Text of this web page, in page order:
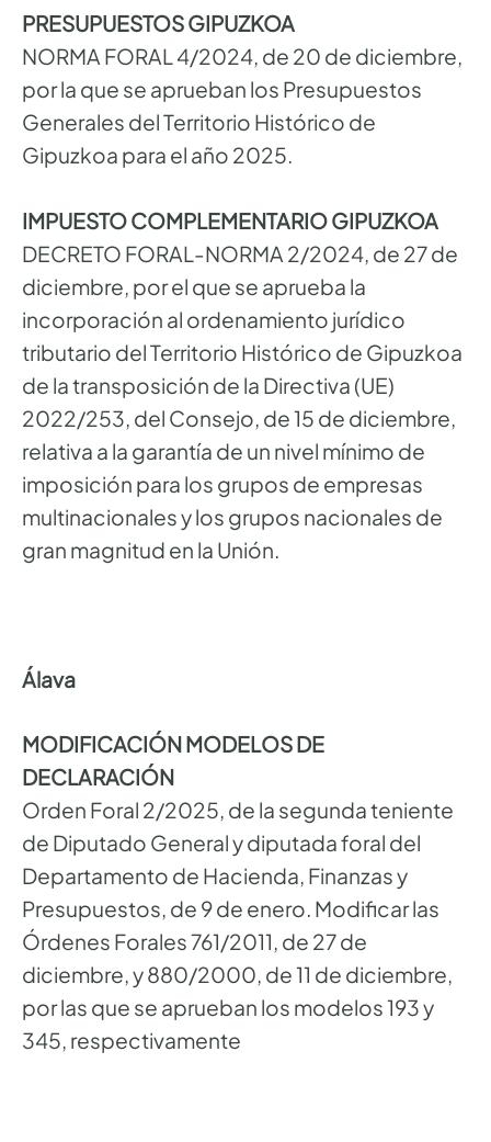
PRESUPUESTOS GIPUZKOA
NORMA FORAL 4/2024, de 20 de diciembre,
por la que se aprueban los Presupuestos
Generales del Territorio Histórico de
Gipuzkoa para el año 2025.
IMPUESTO COMPLEMENTARIO GIPUZKOA
DECRETO FORAL-NORMA 2/2024, de 27 de
diciembre, por el que se aprueba la
incorporación al ordenamiento jurídico
tributario del Territorio Histórico de Gipuzkoa
de la transposición de la Directiva (UE)
2022/253, del Consejo, de 15 de diciembre,
relativa a la garantía de un nivel mínimo de
imposición para los grupos de empresas
multinacionales y los grupos nacionales de
gran magnitud en la Unión.
Álava
MODIFICACIÓN MODELOS DE
DECLARACIÓN
Orden Foral 2/2025, de la segunda teniente
de Diputado General y diputada foral del
Departamento de Hacienda, Finanzas y
Presupuestos, de 9 de enero. Modificar las
Órdenes Forales 761/2011, de 27 de
diciembre, y 880/2000, de 11 de diciembre,
por las que se aprueban los modelos 193 y
345, respectivamente